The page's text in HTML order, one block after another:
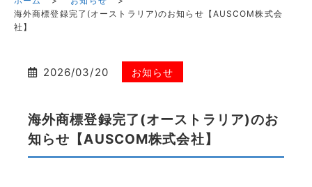
海外商標登録完了(オーストラリア)のお知らせ【AUSCOM株式会
社】
2026/03/20 お知らせ
海外商標登録完了(オーストラリア)のお
知らせ【AUSCOM株式会社】